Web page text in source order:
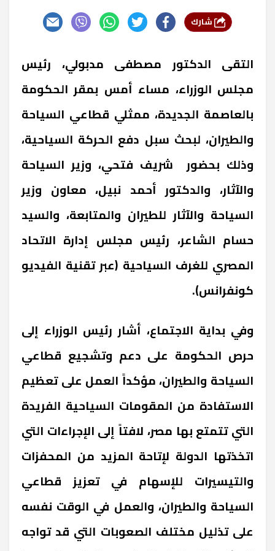
التقى الدكتور مصطفى مدبولي، رئيس
مجلس الوزراء، مساء أمس بمقر الحكومة
بالعاصمة الجديدة، ممثلي قطاعي السياحة
والطيران، لبحث سبل دفع الحركة السياحية،
وذلك بحضور شريف فتحي، وزير السياحة
والآثار، والدكتور أحمد نبيل، معاون وزير
السياحة والآثار للطيران والمتابعة، والسيد
حسام الشاعر، رئيس مجلس إدارة الاتحاد
المصري للغرف السياحية (عبر تقنية الفيديو
كونفرانس).
وفي بداية الاجتماع، أشار رئيس الوزراء إلى
حرص الحكومة على دعم وتشجيع قطاعي
السياحة والطيران، مؤكداً العمل على تعظيم
الاستفادة من المقومات السياحية الفريدة
التي تتمتع بها مصر، لافتاً إلى الإجراءات التي
اتخذتها الدولة لإتاحة المزيد من المحفزات
والتيسيرات للإسهام في تعزيز قطاعي
السياحة والطيران، والعمل في الوقت نفسه
على تذليل مختلف الصعوبات التي قد تواجه